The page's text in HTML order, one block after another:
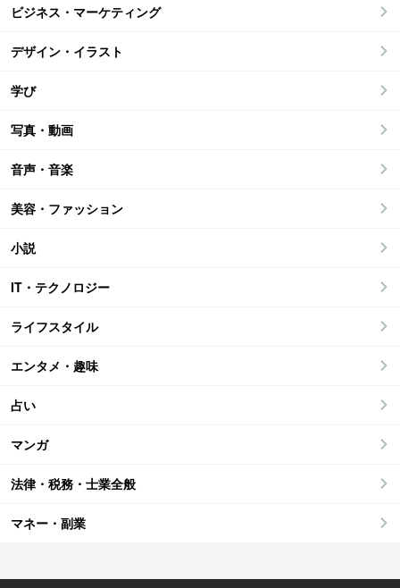
ビジネス・マーケティング
デザイン・イラスト
学び
写真・動画
音声・音楽
美容・ファッション
小説
IT・テクノロジー
ライフスタイル
エンタメ・趣味
占い
マンガ
法律・税務・士業全般
マネー・副業